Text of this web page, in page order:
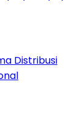
Distribusi